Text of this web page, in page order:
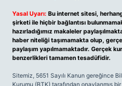
Yasal Uyarı: Bu internet sitesi,
şirketi ile hiçbir bağlantısı
hazırladığımız makaleler
haber niteliği taşımamakta olup,
paylaşım yapılmamaktadır. Gerçek
benzerlikleri tamamen tesadüfidir.
Sitemiz, 5651 Sayılı Kanun gereğince
Kurumu (BTK) tarafından onaylanmış